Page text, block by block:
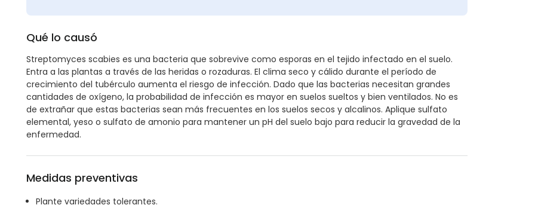
Qué lo causó
Streptomyces scabies es una bacteria que sobrevive como esporas en el tejido infectado en el suelo.
Entra a las plantas a través de las heridas o rozaduras. El clima seco y cálido durante el período de
crecimiento del tubérculo aumenta el riesgo de infección. Dado que las bacterias necesitan grandes
cantidades de oxígeno, la probabilidad de infección es mayor en suelos sueltos y bien ventilados. No es
de extrañar que estas bacterias sean más frecuentes en los suelos secos y alcalinos. Aplique sulfato
elemental, yeso o sulfato de amonio para mantener un pH del suelo bajo para reducir la gravedad de la
enfermedad.
Medidas preventivas
Plante variedades tolerantes.